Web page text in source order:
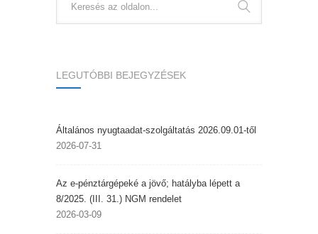
LEGUTÓBBI BEJEGYZÉSEK
Általános nyugtaadat-szolgáltatás 2026.09.01-től
2026-07-31
Az e-pénztárgépeké a jövő; hatályba lépett a
8/2025. (III. 31.) NGM rendelet
2026-03-09